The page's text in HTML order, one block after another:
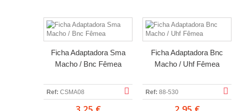
Ficha Adaptadora Sma
Macho / Bnc Fêmea
Ref: CSMA08
Ficha Adaptadora Bnc
Macho / Uhf Fêmea
Ref: 88-530